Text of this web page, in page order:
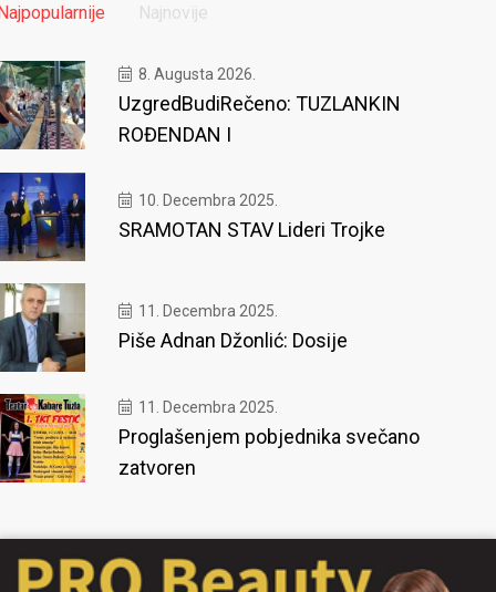
Najnovije
8. Augusta 2026.
UzgredBudiRečeno: TUZLANKIN
ROĐENDAN I
10. Decembra 2025.
SRAMOTAN STAV Lideri Trojke
11. Decembra 2025.
Piše Adnan Džonlić: Dosije
11. Decembra 2025.
Proglašenjem pobjednika svečano
zatvoren